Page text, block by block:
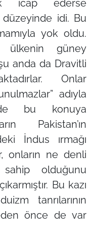
icap ederse
idi. Bu
yok oldu.
ülkenin güney
anda da Dravitli
Onlar
adıyla
bu konuya
Pakistan’ın
İndus ırmağı
onların ne denli
olduğunu
Bu kazı
tanrılarının
önce de var